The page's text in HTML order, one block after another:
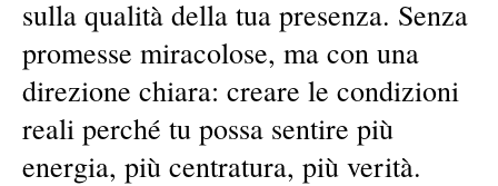
sulla qualità della tua presenza. Senza
promesse miracolose, ma con una
direzione chiara: creare le condizioni
reali perché tu possa sentire più
energia, più centratura, più verità.